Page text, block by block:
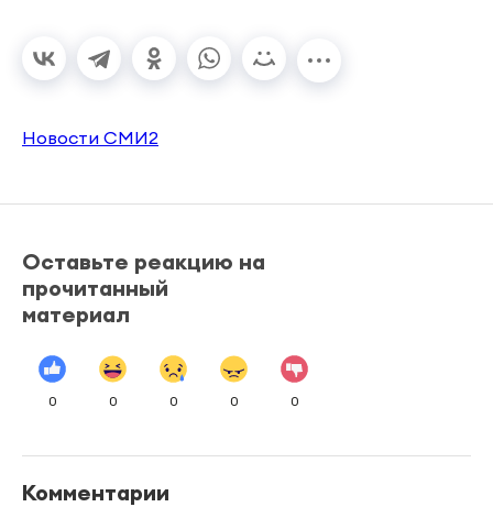
Новости СМИ2
Оставьте реакцию на
прочитанный
материал
0 0 0 0 0
Комментарии